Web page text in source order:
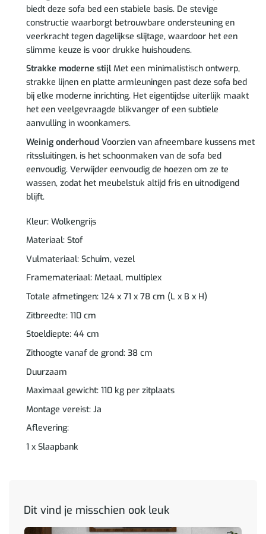
biedt deze sofa bed een stabiele basis. De stevige
constructie waarborgt betrouwbare ondersteuning en
veerkracht tegen dagelijkse slijtage, waardoor het een
slimme keuze is voor drukke huishoudens.
Strakke moderne stijlMet een minimalistisch ontwerp,
strakke lijnen en platte armleuningen past deze sofa bed
bij elke moderne inrichting. Het eigentijdse uiterlijk maakt
het een veelgevraagde blikvanger of een subtiele
aanvulling in woonkamers.
Weinig onderhoudVoorzien van afneembare kussens met
ritssluitingen, is het schoonmaken van de sofa bed
eenvoudig. Verwijder eenvoudig de hoezen om ze te
wassen, zodat het meubelstuk altijd fris en uitnodigend
blijft.
Kleur: Wolkengrijs
Materiaal: Stof
Vulmateriaal: Schuim, vezel
Framemateriaal: Metaal, multiplex
Totale afmetingen: 124 x 71 x 78 cm (L x B x H)
Zitbreedte: 110 cm
Stoeldiepte: 44 cm
Zithoogte vanaf de grond: 38 cm
Duurzaam
Maximaal gewicht: 110 kg per zitplaats
Montage vereist: Ja
Aflevering:
1 x Slaapbank
Dit vind je misschien ook leuk